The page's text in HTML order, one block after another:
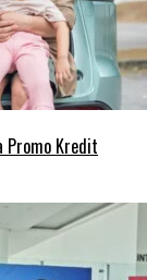
Promo Kredit